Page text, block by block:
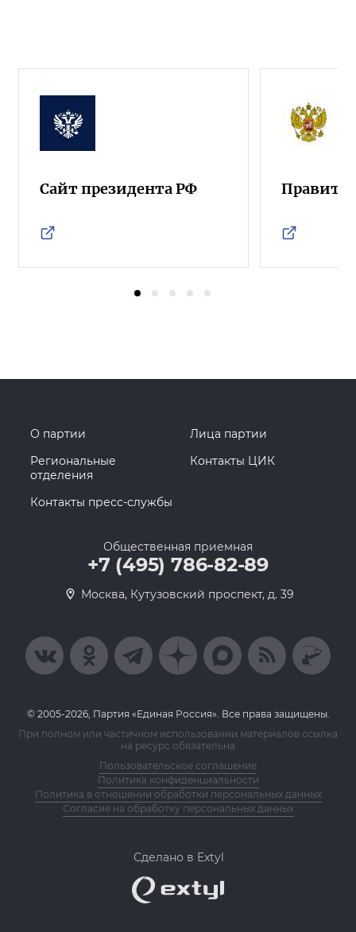
Сайт президента РФ
О партии
Лица партии
Региональные
отделения
Контакты ЦИК
Контакты пресс-службы
Общественная приемная
+7 (495) 786-82-89
Москва, Кутузовский проспект, д. 39
© 2005-2026, Партия «Единая Россия». Все права защищены.
При полном или частичном использовании материалов ссылка
на ресурс обязательна
Пользовательское соглашение
Политика конфиденциальности
Политика в отношении обработки персональных данных
Согласие на обработку персональных данных
Сделано в Extyl